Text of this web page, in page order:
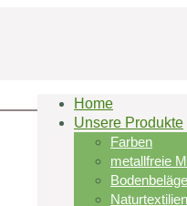
Home
Unsere Produkte
Farben
metallfreie
Bodenbeläge
Naturtextilien